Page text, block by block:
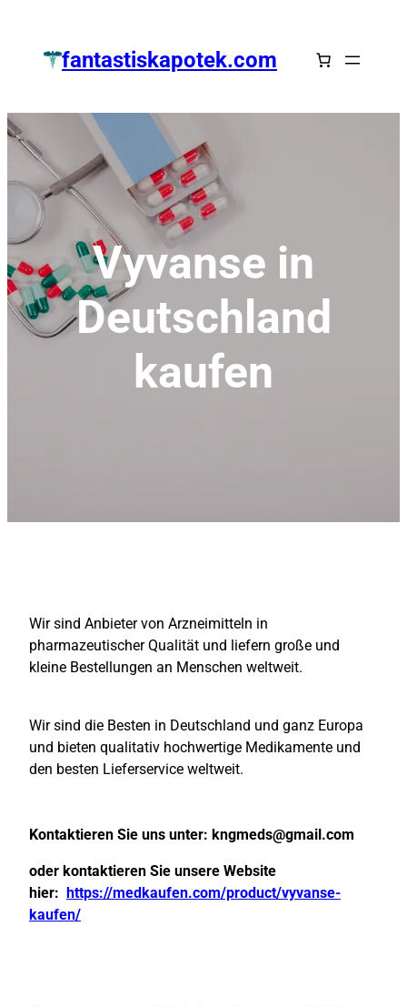
springenfantastiskapotek.com
Vyvanse in
Deutschland
kaufen
Wir sind Anbieter von Arzneimitteln in
pharmazeutischer Qualität und liefern große und
kleine Bestellungen an Menschen weltweit.
Wir sind die Besten in Deutschland und ganz Europa
und bieten qualitativ hochwertige Medikamente und
den besten Lieferservice weltweit.
Kontaktieren Sie uns unter: kngmeds@gmail.com
oder kontaktieren Sie unsere Website
hier:
https://medkaufen.com/product/vyvanse-
kaufen/